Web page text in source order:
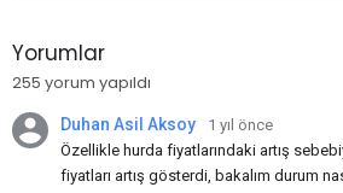
Yorumlar
255 yorum yapıldı
Duhan Asil Aksoy
1 yıl önce
Özellikle hurda fiyatlarındaki artış
fiyatları artış gösterdi, bakalım durum